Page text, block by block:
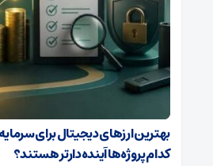
بهترین ارزهای دیجیتال برای
کدام پروژه‌ها آینده‌دارتر هستند؟